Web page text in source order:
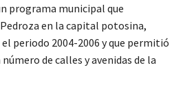
programa municipal que
en la capital potosina,
periodo 2004-2006 y que permitió
de calles y avenidas de la